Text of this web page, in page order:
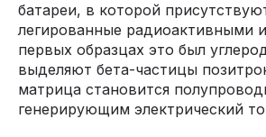
батареи, в которой
легированные радиоактивными
первых образцах это был
выделяют бета-частицы
матрица становится
генерирующим электрический